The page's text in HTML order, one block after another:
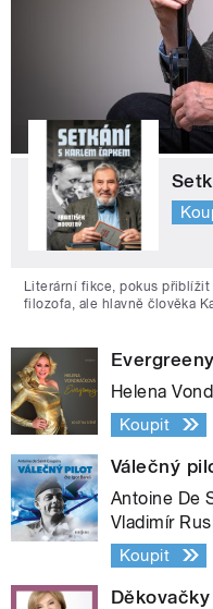
Literární fikce, pokus
filozofa, ale hlavně člověka
Evergreeny
Helena
Koupit
Válečný
Antoine De
Vladimír
Koupit